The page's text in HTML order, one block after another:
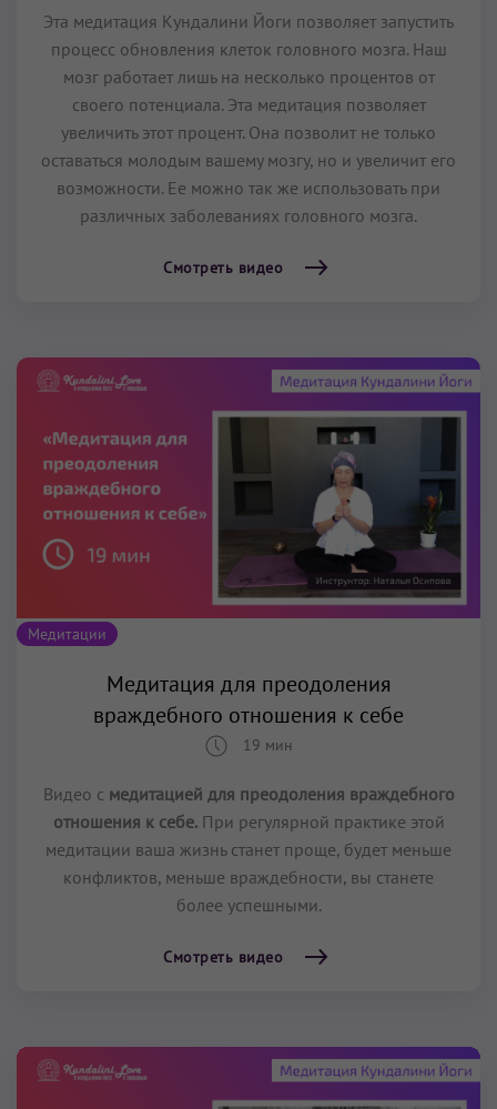
Эта медитация Кундалини Йоги позволяет запустить
процесс обновления клеток головного мозга. Наш
мозг работает лишь на несколько процентов от
своего потенциала. Эта медитация позволяет
увеличить этот процент. Она позволит не только
оставаться молодым вашему мозгу, но и увеличит его
возможности. Ее можно так же использовать при
различных заболеваниях головного мозга.
Смотреть видео
Медитации
Медитация для преодоления
враждебного отношения к себе
19 мин
Видео с медитацией для преодоления враждебного
отношения к себе.При регулярной практике этой
медитации ваша жизнь станет проще, будет меньше
конфликтов, меньше враждебности, вы станете
более успешными.
Смотреть видео